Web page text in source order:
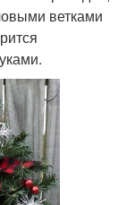
ветками